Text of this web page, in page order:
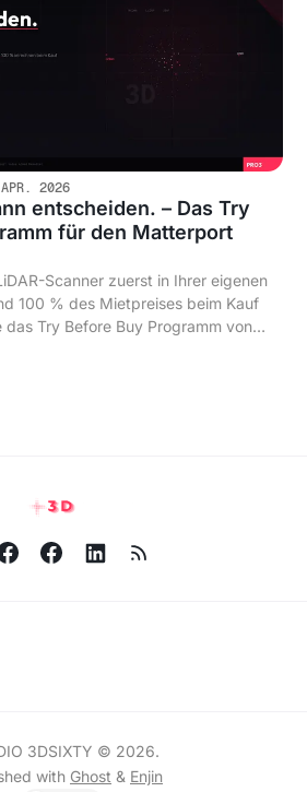
2026
entscheiden. – Das Try
für den Matterport
Scanner zuerst in Ihrer eigenen
100 % des Mietpreises beim Kauf
das Try Before Buy Programm von
3DSIXTY © 2026.
with Ghost & Enjin